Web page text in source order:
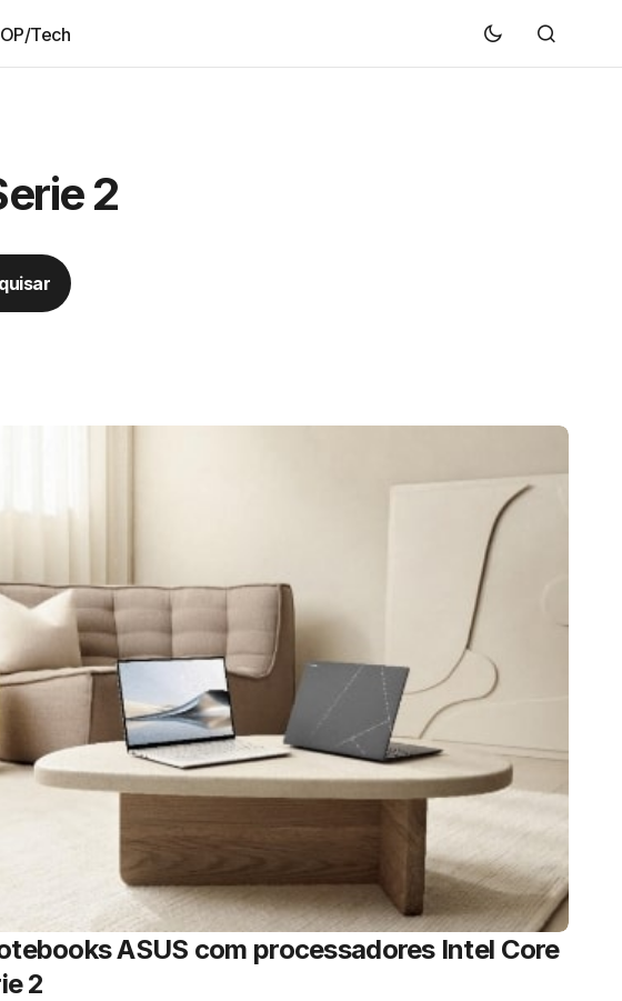
Tech
2
ASUS com processadores Intel Core
2